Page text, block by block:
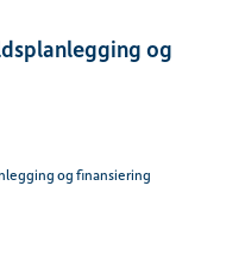
og
og finansiering